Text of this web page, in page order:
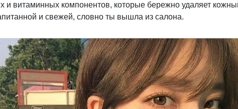
и витаминных компонентов, которые бережно удаляет
и свежей, словно ты вышла из салона.